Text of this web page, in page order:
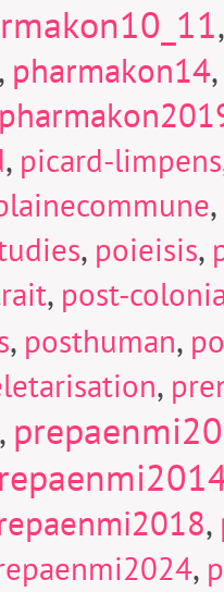
, pharmakon14,
, picard-limpens
,
, poieisis,
, post-
, posthuman,
,
,
,
,